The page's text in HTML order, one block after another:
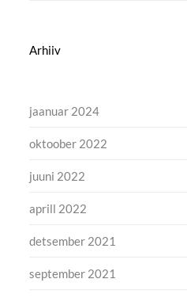
Arhiiv
jaanuar 2024
oktoober 2022
juuni 2022
aprill 2022
detsember 2021
september 2021